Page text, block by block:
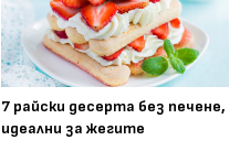
7 райски десерта без печене,
идеални за жегите